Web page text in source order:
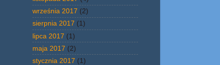
września 2017 (2)
sierpnia 2017 (1)
lipca 2017 (1)
maja 2017 (2)
stycznia 2017 (1)